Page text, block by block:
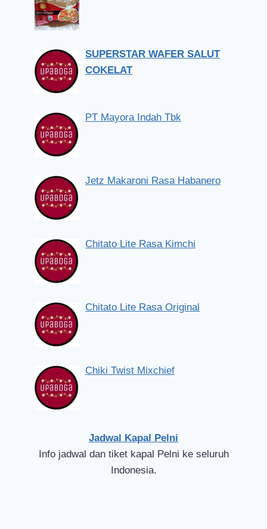
SUPERSTAR WAFER SALUT
COKELAT
PT Mayora Indah Tbk
Jetz Makaroni Rasa Habanero
Chitato Lite Rasa Kimchi
Chitato Lite Rasa Original
Chiki Twist Mixchief
Jadwal Kapal Pelni
Info jadwal dan tiket kapal Pelni ke seluruh
Indonesia.